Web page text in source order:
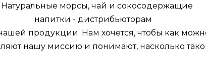
продукции. Нам хочется, чтобы как
нашу миссию и понимают, насколько